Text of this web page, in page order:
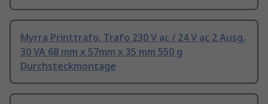
Myrra Printtrafo, Trafo 230 V ac / 24 V ac 2 Ausg.
30 VA 68 mm x 57mm x 35 mm 550 g
Durchsteckmontage